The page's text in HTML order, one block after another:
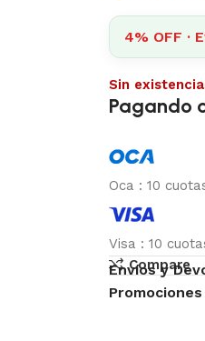
4% OFF ·
Sin
Pagando
Oca : 10
Visa : 10
Compare
Envíos y
Promociones